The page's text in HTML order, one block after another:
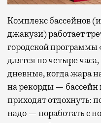
Комплекс бассейнов
джакузи) работает
городской программы
длятся по четыре
дневные, когда жара
на рекорды —
приходят отдохнуть:
надо — поработать с